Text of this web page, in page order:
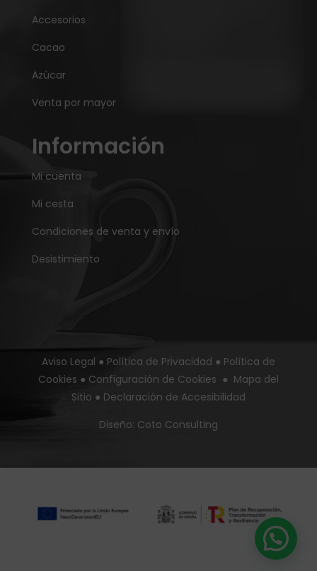
Accesorios
Cacao
Azúcar
Venta por mayor
Información
Mi cuenta
Mi cesta
Condiciones de venta y envío
Desistimiento
Aviso Legal ● Política de Privacidad ● Política de
Cookies ● Configuración de Cookies ● Mapa del
Sitio ● Declaración de Accesibilidad
Diseño: Coto Consulting